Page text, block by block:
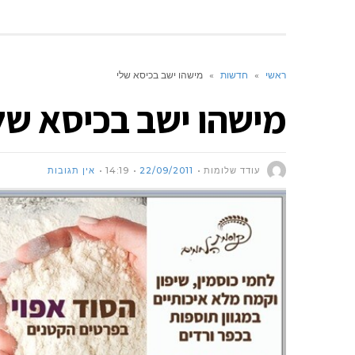
ראשי » חדשות » מישהו ישב בכיסא שלי
מישהו ישב בכיסא
עודד שלומות 22/09/2011
14:19 אין תגובות